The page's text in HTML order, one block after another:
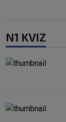
N1 KVIZ